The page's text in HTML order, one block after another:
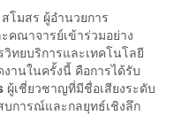
โมสร ผู้อำนวยการ
ณาจารย์เข้าร่วมอย่าง
ทยบริการและเทคโนโลยี
านในครั้งนี้ คือการได้รับ
ผู้เชี่ยวชาญที่มีชื่อเสียงระดับ
การณ์และกลยุทธ์เชิงลึก